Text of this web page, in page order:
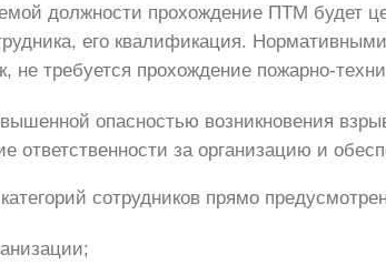
должности прохождение ПТМ будет
его квалификация.
не требуется прохождение пожарно-
опасностью возникновения
ответственности за организацию и
сотрудников прямо